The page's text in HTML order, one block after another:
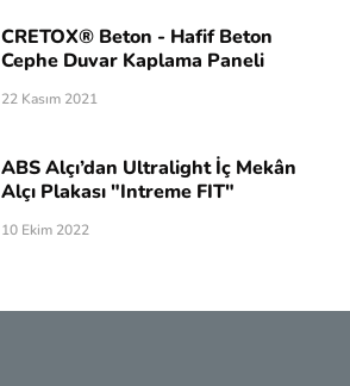
CRETOX® Beton - Hafif Beton
Cephe Duvar Kaplama Paneli
22 Kasım 2021
ABS Alçı’dan Ultralight İç Mekân
Alçı Plakası "Intreme FIT"
10 Ekim 2022